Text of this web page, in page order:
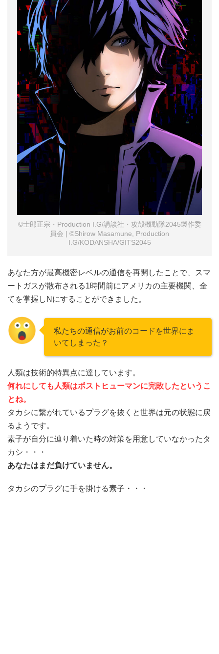
©士郎正宗・Production I.G/講談社・攻殻機動隊2045製作委
員会 | ©Shirow Masamune, Production
I.G/KODANSHA/GITS2045
あなた方が最高機密レベルの通信を再開したことで、スマ
ートガスが散布される1時間前にアメリカの主要機関、全
てを掌握しNにすることができました。
私たちの通信がお前のコードを世界にま
いてしまった？
人類は技術的特異点に達しています。
何れにしても人類はポストヒューマンに完敗したというこ
とね。
タカシに繋がれているプラグを抜くと世界は元の状態に戻
るようです。
素子が自分に辿り着いた時の対策を用意していなかったタ
カシ・・・
あなたはまだ負けていません。
タカシのプラグに手を掛ける素子・・・